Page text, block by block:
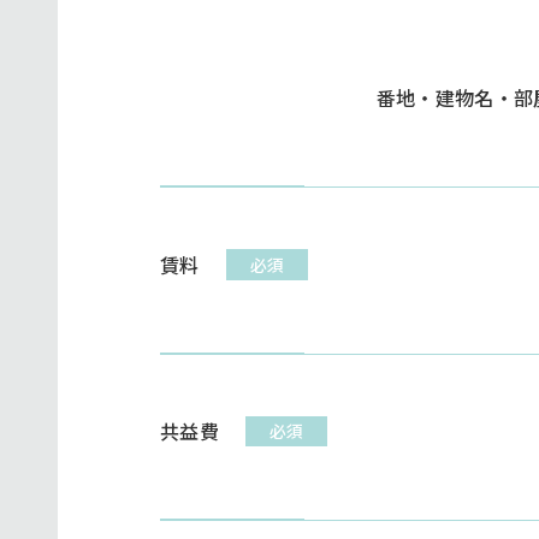
番地・建物名・
賃料 必須
共益費 必須